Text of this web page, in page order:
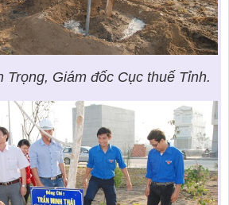
Giám đốc Cục thuế Tỉnh.